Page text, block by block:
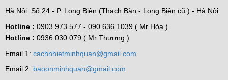
Hà Nội: Số 24 - P. Long Biên (Thạch Bàn - Long Biên cũ ) - Hà Nội
Hotline : 0903 973 577 - 090 636 1039 ( Mr Hòa )
Hotline : 0936 030 079 ( Mr Thương )
Email 1: cachnhietminhquan@gmail.com
Email 2: baoonminhquan@gmail.com